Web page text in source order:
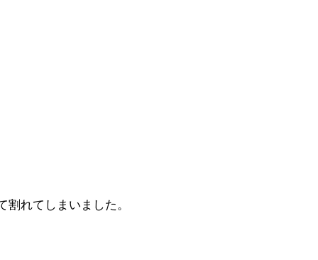
れてしまいました。